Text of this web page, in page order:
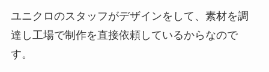
ユニクロのスタッフがデザインをして、素材を調
達し工場で制作を直接依頼しているからなので
す。